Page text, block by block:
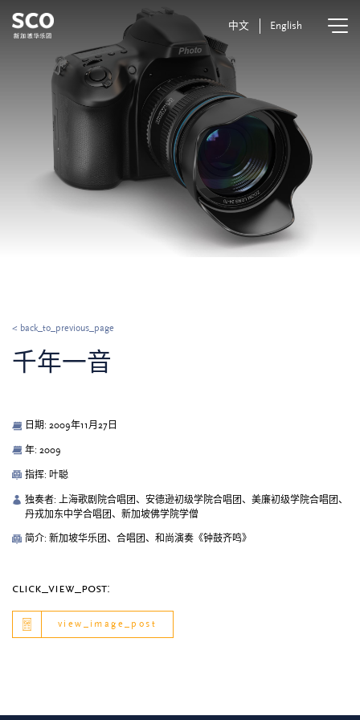
中文 English
< back_to_previous_page
千年一音
日期: 2009年11月27日
年: 2009
指挥: 叶聪
独奏者: 上海歌剧院合唱团、安德逊初级学院合唱团、美廉初级学院合唱团、
丹戎加东中学合唱团、新加坡佛学院学僧
简介: 新加坡华乐团、合唱团、和尚演奏《钟鼓齐鸣》
click_view_post:
view_image_post